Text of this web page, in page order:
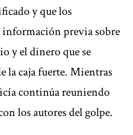
y que los
previa sobre
y el dinero que se
la caja fuerte. Mientras
continúa reuniendo
los autores del golpe.